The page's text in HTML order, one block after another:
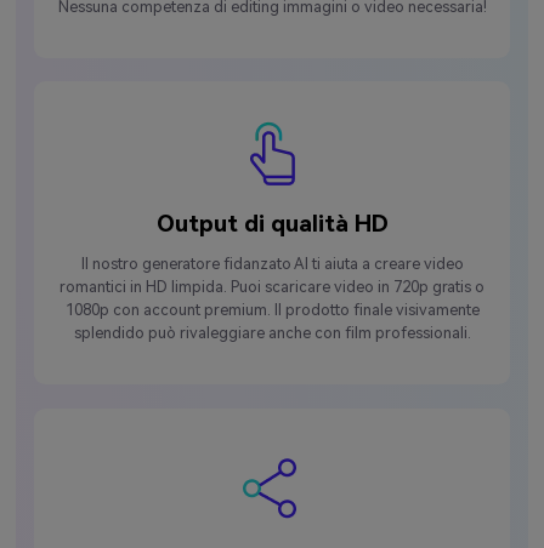
Nessuna competenza di editing immagini o video necessaria!
Output di qualità HD
Il nostro generatore fidanzato AI ti aiuta a creare video
romantici in HD limpida. Puoi scaricare video in 720p gratis o
1080p con account premium. Il prodotto finale visivamente
splendido può rivaleggiare anche con film professionali.